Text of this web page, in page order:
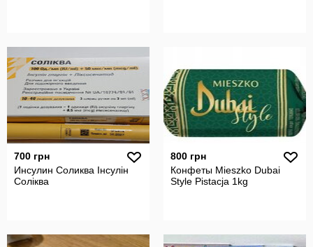
700 грн
Инсулин Соликва Інсулін
Соліква
800 грн
Конфеты Mieszko Dubai
Style Pistacja 1kg